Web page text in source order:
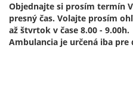
Objednajte si prosím termín
presný čas. Volajte prosím
až štvrtok v čase 8.00 - 9.00h.
Ambulancia je určená iba pre